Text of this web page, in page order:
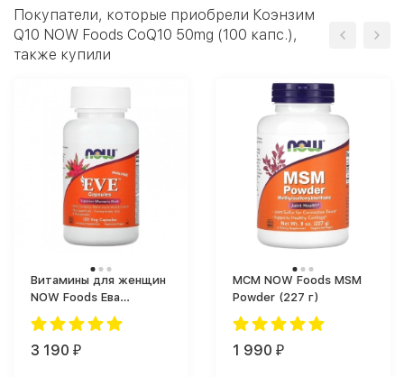
Покупатели, которые приобрели Коэнзим
Q10 NOW Foods CoQ10 50mg (100 капс.),
также купили
Витамины для женщин
NOW Foods Ева
Capsules Women's Multi
(120 капс.)
3 190 ₽
МСМ NOW Foods MSM
Powder (227 г)
1 990 ₽